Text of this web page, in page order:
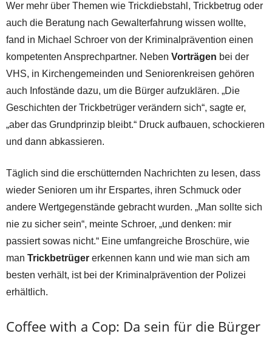
Wer mehr über Themen wie Trickdiebstahl, Trickbetrug oder
auch die Beratung nach Gewalterfahrung wissen wollte,
fand in Michael Schroer von der Kriminalprävention einen
kompetenten Ansprechpartner. Neben Vorträgen bei der
VHS, in Kirchengemeinden und Seniorenkreisen gehören
auch Infostände dazu, um die Bürger aufzuklären. „Die
Geschichten der Trickbetrüger verändern sich“, sagte er,
„aber das Grundprinzip bleibt.“ Druck aufbauen, schockieren
und dann abkassieren.
Täglich sind die erschütternden Nachrichten zu lesen, dass
wieder Senioren um ihr Erspartes, ihren Schmuck oder
andere Wertgegenstände gebracht wurden. „Man sollte sich
nie zu sicher sein“, meinte Schroer, „und denken: mir
passiert sowas nicht.“ Eine umfangreiche Broschüre, wie
man Trickbetrüger erkennen kann und wie man sich am
besten verhält, ist bei der Kriminalprävention der Polizei
erhältlich.
Coffee with a Cop: Da sein für die Bürger